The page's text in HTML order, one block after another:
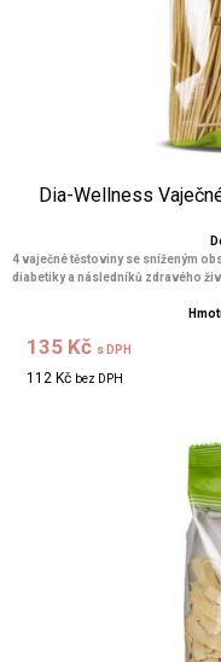
Dia-Wellness
4 vaječné těstoviny se sníženým
diabetiky a následníků zdravého
135 Kč s DPH
112 Kč bez DPH